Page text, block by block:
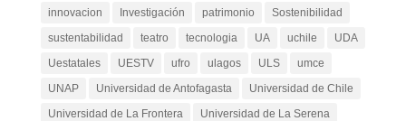
innovacion
Investigación patrimonio
Sostenibilidad
sustentabilidad
teatro tecnologia UA uchile
UDA
Uestatales
UESTV ufro ulagos ULS
umce
UNAP
Universidad de Antofagasta
Universidad de Chile
Universidad de La Frontera
Universidad de La Serena